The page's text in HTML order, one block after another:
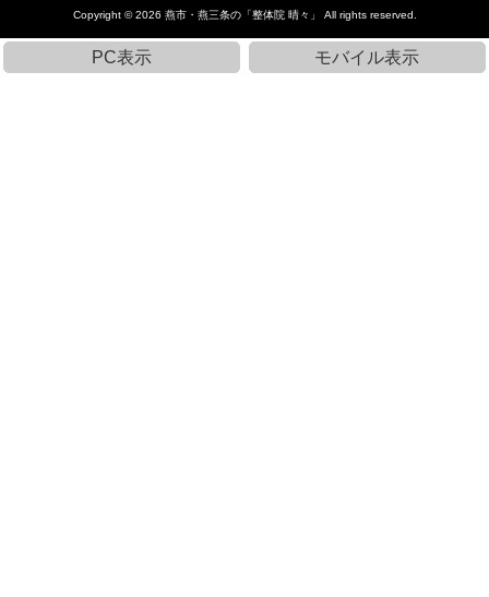
Copyright © 2026 燕市・燕三条の「整体院 晴々」 All rights reserved.
PC表示 モバイル表示